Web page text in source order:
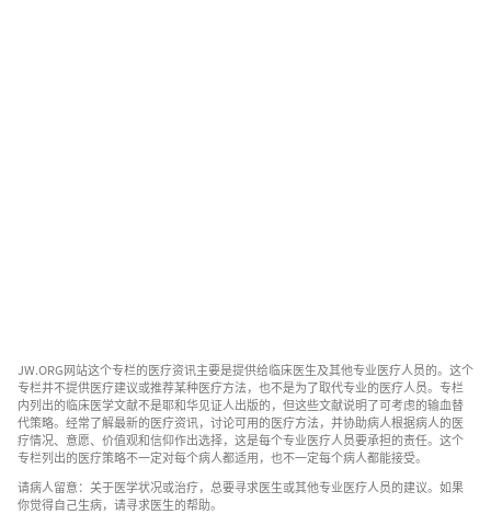
JW.ORG网站这个专栏的医疗资讯主要是提供给临床医生及其他专业医疗人员的。这个
专栏并不提供医疗建议或推荐某种医疗方法，也不是为了取代专业的医疗人员。专栏
内列出的临床医学文献不是耶和华见证人出版的，但这些文献说明了可考虑的输血替
代策略。经常了解最新的医疗资讯，讨论可用的医疗方法，并协助病人根据病人的医
疗情况、意愿、价值观和信仰作出选择，这是每个专业医疗人员要承担的责任。这个
专栏列出的医疗策略不一定对每个病人都适用，也不一定每个病人都能接受。
请病人留意：关于医学状况或治疗，总要寻求医生或其他专业医疗人员的建议。如果
你觉得自己生病，请寻求医生的帮助。